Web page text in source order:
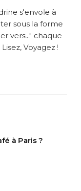
s'envole à
sous la forme
vers..." chaque
Voyagez !
à Paris ?